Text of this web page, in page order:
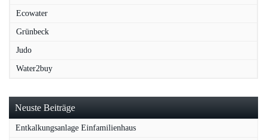
Ecowater
Grünbeck
Judo
Water2buy
Neuste Beiträge
Entkalkungsanlage Einfamilienhaus